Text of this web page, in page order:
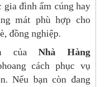
đình ấm cúng hay
mát phù hợp cho
đồng nghiệp.
củaNhà Hàng
cách phục vụ
Nếu bạn còn đang